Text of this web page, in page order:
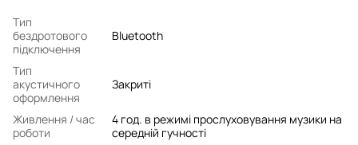
Тип
бездротового
підключення
Bluetooth
Тип
акустичного
оформлення
Закриті
Живлення / час
роботи
4 год. в режимі прослуховування музики на
середній гучності